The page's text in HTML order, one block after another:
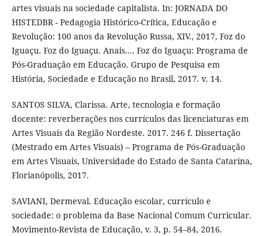
artes visuais na sociedade capitalista. In: JORNADA DO
HISTEDBR - Pedagogia Histórico-Crítica, Educação e
Revolução: 100 anos da Revolução Russa, XIV., 2017, Foz do
Iguaçu. Foz do Iguaçu. Anais.... Foz do Iguaçu: Programa de
Pós-Graduação em Educação. Grupo de Pesquisa em
História, Sociedade e Educação no Brasil, 2017. v. 14.
SANTOS SILVA, Clarissa. Arte, tecnologia e formação
docente: reverberações nos currículos das licenciaturas em
Artes Visuais da Região Nordeste. 2017. 246 f. Dissertação
(Mestrado em Artes Visuais) – Programa de Pós-Graduação
em Artes Visuais, Universidade do Estado de Santa Catarina,
Florianópolis, 2017.
SAVIANI, Dermeval. Educação escolar, currículo e
sociedade: o problema da Base Nacional Comum Curricular.
Movimento-Revista de Educação, v. 3, p. 54–84, 2016.